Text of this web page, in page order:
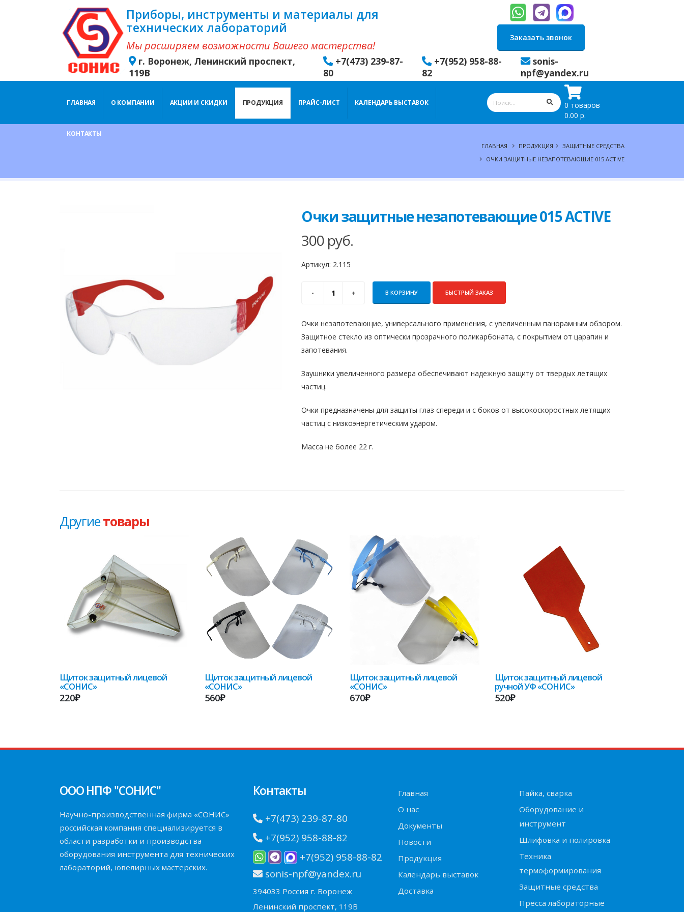
Приборы, инструменты и материалы для
технических лабораторий
Мы расширяем возможности Вашего мастерства!
Заказать звонок
г. Воронеж, Ленинский проспект,
119В
+7(473) 239-87-
80
+7(952) 958-88-
82
sonis-
npf@yandex.ru
ГЛАВНАЯ О КОМПАНИИ АКЦИИ И СКИДКИ ПРОДУКЦИЯ ПРАЙС-ЛИСТ КАЛЕНДАРЬ ВЫСТАВОК
КОНТАКТЫ
0 товаров
0.00 р.
ГЛАВНАЯ ПРОДУКЦИЯ
ЗАЩИТНЫЕ СРЕДСТВА
ОЧКИ ЗАЩИТНЫЕ НЕЗАПОТЕВАЮЩИЕ 015 АСТIVЕ
Очки защитные незапотевающие 015 АСТIVЕ
300 руб.
Артикул: 2.115
В КОРЗИНУ БЫСТРЫЙ ЗАКАЗ
Очки незапотевающие, универсального применения, с увели­ченным панорамным обзором.
Защитное стекло из оптически прозрачного поликарбоната, с покрытием от царапин и
запотевания.
Заушники увеличенного размера обеспечивают надежную защиту от твердых летящих
частиц.
Очки предназначены для защиты глаз спереди и с боков от высокоскоростных летящих
частиц с низкоэнергетическим ударом.
Масса не более 22 г.
Другиетовары
Щиток защитный лицевой
«СОНИС»
220₽
Щиток защитный лицевой
«СОНИС»
560₽
Щиток защитный лицевой
«СОНИС»
670₽
Щиток защитный лицевой
ручной УФ «СОНИС»
520₽
ООО НПФ "СОНИС"
Научно-производственная фирма «СОНИС»
российская компания специализируется в
области разработки и производства
оборудования инструмента для технических
лабораторий, ювелирных мастерских.
Контакты
+7(473) 239-87-80
+7(952) 958-88-82
+7(952) 958-88-82
sonis-npf@yandex.ru
394033 Россия г. Воронеж
Ленинский проспект, 119В
Главная
О нас
Документы
Новости
Продукция
Календарь выставок
Доставка
Пайка, сварка
Оборудование и
инструмент
Шлифовка и полировка
Техника
термоформирования
Защитные средства
Пресса лабораторные